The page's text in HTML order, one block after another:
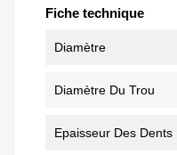
Fiche technique
Diamètre
Diamètre Du Trou
Epaisseur Des Dents